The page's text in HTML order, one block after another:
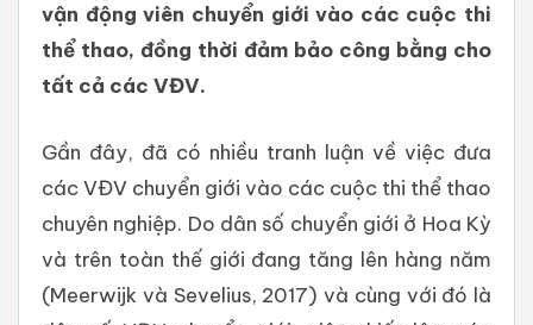
vận động viên chuyển giới vào các cuộc thi
thể thao, đồng thời đảm bảo công bằng cho
tất cả các VĐV.
Gần đây, đã có nhiều tranh luận về việc đưa
các VĐV chuyển giới vào các cuộc thi thể thao
chuyên nghiệp. Do dân số chuyển giới ở Hoa Kỳ
và trên toàn thế giới đang tăng lên hàng năm
(Meerwijk và Sevelius, 2017) và cùng với đó là